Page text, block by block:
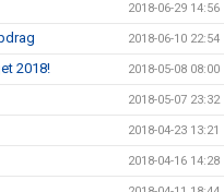
2018-06-29 14:56
2018-06-10 22:54
2018! 2018-05-08 08:00
2018-05-07 23:32
2018-04-23 13:21
2018-04-16 14:28